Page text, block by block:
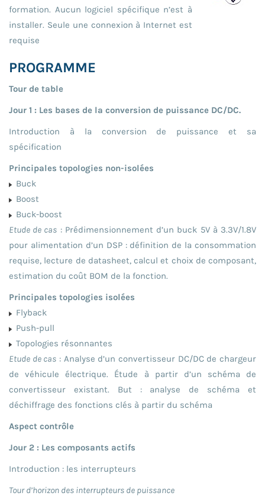
formation. Aucun logiciel spécifique n’est à
installer. Seule une connexion à Internet est
requise
PROGRAMME
Tour de table
Jour 1 : Les bases de la conversion de puissance DC/DC.
Introduction à la conversion de puissance et sa
spécification
Principales topologies non-isolées
Buck
Boost
Buck-boost
Etude de cas : Prédimensionnement d’un buck 5V à 3.3V/1.8V
pour alimentation d’un DSP : définition de la consommation
requise, lecture de datasheet, calcul et choix de composant,
estimation du coût BOM de la fonction.
Principales topologies isolées
Flyback
Push-pull
Topologies résonnantes
Etude de cas : Analyse d’un convertisseur DC/DC de chargeur
de véhicule électrique. Étude à partir d’un schéma de
convertisseur existant. But : analyse de schéma et
déchiffrage des fonctions clés à partir du schéma
Aspect contrôle
Jour 2 : Les composants actifs
Introduction : les interrupteurs
Tour d’horizon des interrupteurs de puissance